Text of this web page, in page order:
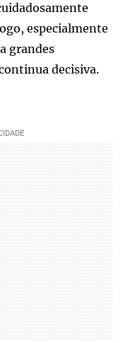
especialmente
grandes
decisiva.